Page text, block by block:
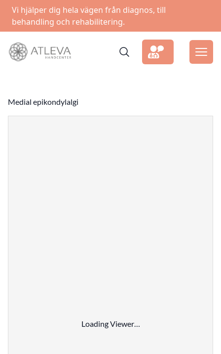
Vi hjälper dig hela vägen från diagnos, till
behandling och rehabilitering.
Medial epikondylalgi
Loading Viewer…